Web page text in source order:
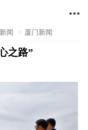

闻 > 厦门新闻
之路”